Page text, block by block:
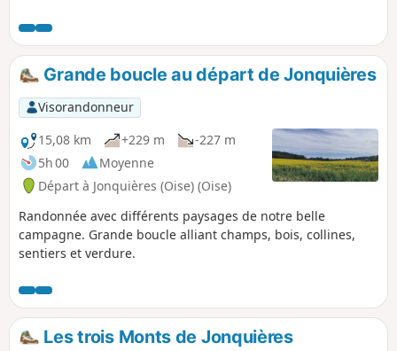
Grande boucle au départ de Jonquières
Visorandonneur
15,08 km
+229 m
-227 m
5h 00
Moyenne
Départ à Jonquières (Oise) (Oise)
Randonnée avec différents paysages de notre belle
campagne. Grande boucle alliant champs, bois, collines,
sentiers et verdure.
Les trois Monts de Jonquières